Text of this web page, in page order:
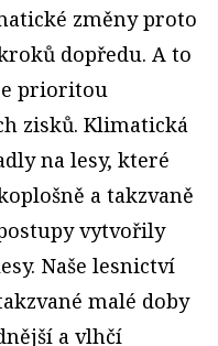
změny proto
dopředu. A to
prioritou
zisků. Klimatická
na lesy, které
a takzvaně
vytvořily
Naše lesnictví
malé doby
a vlhčí